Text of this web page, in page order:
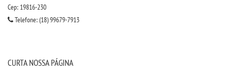
Cep: 19816-230
Telefone: (18) 99679-7913
CURTA NOSSA PÁGINA